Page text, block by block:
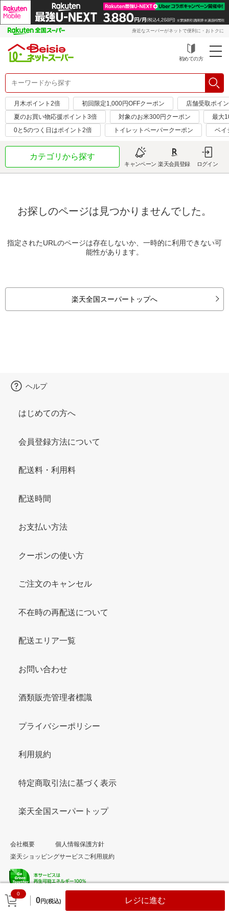
身近なスーパーがネットで便利に・おトクに
初めての方
月木ポイント2倍 初回限定1,000円OFFクーポン
店舗受取ポイ
夏のお買い物応援ポイント3倍
対象のお米300円クーポン
最大
0と5のつく日はポイント2倍
トイレットペーパークーポン ベイ
カテゴリから探す
キャンペーン 楽天会員登録 ログイン
お探しのページは見つかりませんでした。
指定されたURLのページは存在しないか、一時的に利用できない可
能性があります。
楽天全国スーパートップへ
0
0円(税込) レジに進む
ヘルプ
はじめての方へ
会員登録方法について
配送料・利用料
配送時間
お支払い方法
クーポンの使い方
ご注文のキャンセル
不在時の再配送について
配送エリア一覧
お問い合わせ
酒類販売管理者標識
プライバシーポリシー
利用規約
特定商取引法に基づく表示
楽天全国スーパートップ
会社概要
個人情報保護方針
楽天ショッピングサービスご利用規約
© Rakuten Group, Inc.